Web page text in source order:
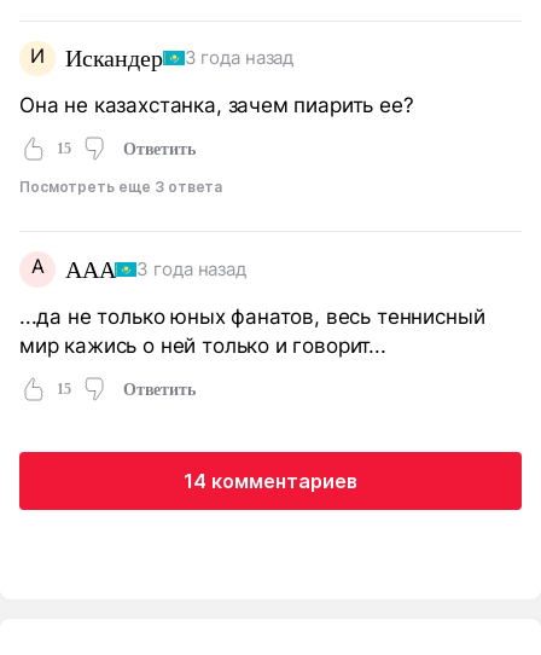
И Искандер 3 года назад
Она не казахстанка, зачем пиарить ее?
15 Ответить
Посмотреть еще 3 ответа
A AAA 3 года назад
...да не только юных фанатов, весь теннисный
мир кажись о ней только и говорит...
15 Ответить
14 комментариев